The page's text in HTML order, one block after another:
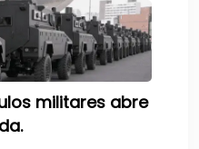
militares abre